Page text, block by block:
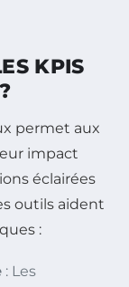
KPIS
permet aux
impact
éclairées
outils aident
:
: Les